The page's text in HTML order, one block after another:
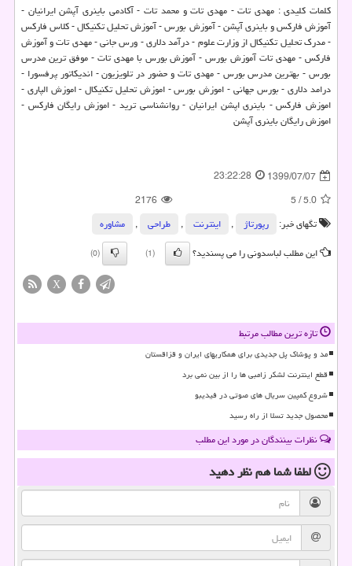
کلمات کلیدی : مهدی تات - مهدی تات و محمد تات - آکادمی باینری آپشن ایرانیان -
آموزش فارکس و باینری آپشن - آموزش بورس - آموزش تحلیل تکنیکال - کلاس فارکس
- مدرک تحلیل تکنیکال از وزارت علوم - درآمد دلاری - ورس جانی - مهدی تات و آموزش
فارکس - مهدی تات آموزش بورس - آموزش بورس با مهدی تات - موفق ترین مدرس
بورس - بهترین مدرس بورس - مهدی تات و حضور در تلویزیون - اندیکاتور پرفسورا -
درامد دلاری - بورس جهانی - اموزش بورس - اموزش تحلیل تکنیکال - اموزش الپاری -
اموزش فارکس - باینری اپشن ایرانیان - روانشناسی ترید - اموزش رایگان فارکس -
اموزش رایگان باینری آپشن
1399/07/07
23:22:28
5.0
/
5
2176
تگهای خبر:
رپورتاژ , اینترنت , طراحی ,
مشاوره
این مطلب لباسدونی را می پسندید؟
(1)
(0)
X
تازه ترین مطالب مرتبط
مد و پوشاک پل جدیدی برای همکاریهای ایران و قزاقستان
قطع اینترنت لشکر زامبی ها را از بین نمی برد
شروع کمپین سریال های صوتی در فیدیبو
محصول جدید تسلا از راه رسید
نظرات بینندگان در مورد این مطلب
لطفا شما همنظر دهید